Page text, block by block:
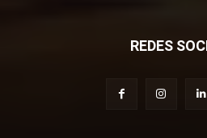
REDES